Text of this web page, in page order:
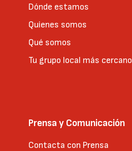
Dónde estamos
Quienes somos
Qué somos
Tu grupo local más cercano
Prensa y Comunicación
Contacta con Prensa